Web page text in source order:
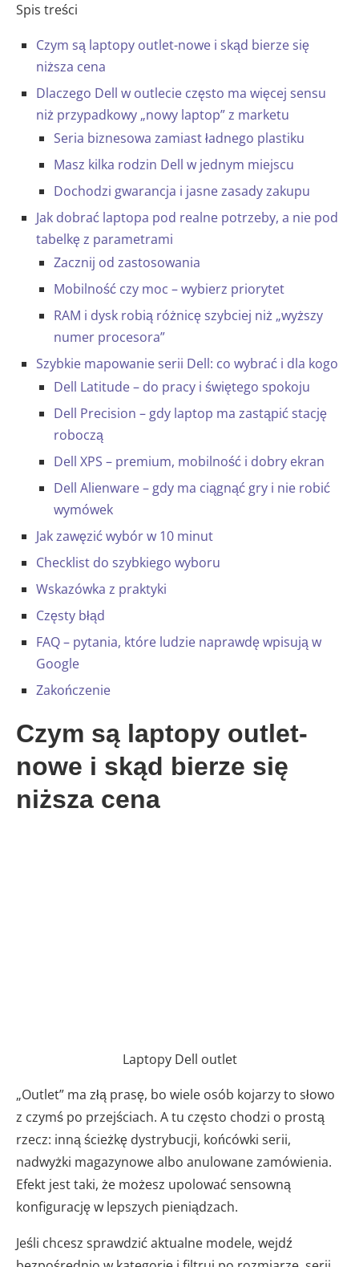
Spis treści
Czym są laptopy outlet-nowe i skąd bierze się
niższa cena
Dlaczego Dell w outlecie często ma więcej sensu
niż przypadkowy „nowy laptop” z marketu
Seria biznesowa zamiast ładnego plastiku
Masz kilka rodzin Dell w jednym miejscu
Dochodzi gwarancja i jasne zasady zakupu
Jak dobrać laptopa pod realne potrzeby, a nie pod
tabelkę z parametrami
Zacznij od zastosowania
Mobilność czy moc – wybierz priorytet
RAM i dysk robią różnicę szybciej niż „wyższy
numer procesora”
Szybkie mapowanie serii Dell: co wybrać i dla kogo
Dell Latitude – do pracy i świętego spokoju
Dell Precision – gdy laptop ma zastąpić stację
roboczą
Dell XPS – premium, mobilność i dobry ekran
Dell Alienware – gdy ma ciągnąć gry i nie robić
wymówek
Jak zawęzić wybór w 10 minut
Checklist do szybkiego wyboru
Wskazówka z praktyki
Częsty błąd
FAQ – pytania, które ludzie naprawdę wpisują w
Google
Zakończenie
Czym są laptopy outlet-
nowe i skąd bierze się
niższa cena
Laptopy Dell outlet
„Outlet” ma złą prasę, bo wiele osób kojarzy to słowo
z czymś po przejściach. A tu często chodzi o prostą
rzecz: inną ścieżkę dystrybucji, końcówki serii,
nadwyżki magazynowe albo anulowane zamówienia.
Efekt jest taki, że możesz upolować sensowną
konfigurację w lepszych pieniądzach.
Jeśli chcesz sprawdzić aktualne modele, wejdź